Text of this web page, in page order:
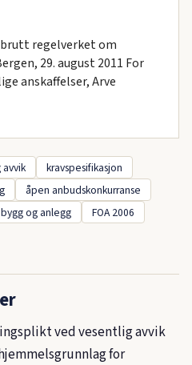
regelverket om
29. august 2011 For
anskaffelser, Arve
kravspesifikasjon
åpen anbudskonkurranse
bygg og anlegg
FOA 2006
ved vesentlig avvik
for